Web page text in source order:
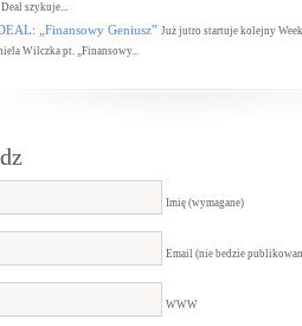
szykuje...
„Finansowy Geniusz” Już jutro startuje kolejny
Wilczka pt. „Finansowy...
Imię (wymagane)
Email (nie bedzie
WWW